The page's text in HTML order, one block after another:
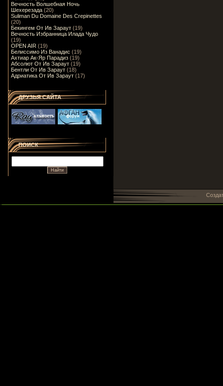
Вечность Волшебная Ночь
Шехерезада (20)
Suliman Du Domaine Des Crepinettes
(20)
Бекингем От Ив Зараут (19)
Вечность Избранница Илада Чудо
(19)
OPEN AIR (19)
Белиссимо Из Ванадис (19)
Ахтиар Ак-Яр Парадиз (19)
Абсолют От Ив Зараут (19)
Бентли От Ив Зараут (18)
Адриатика От Ив Зараут (17)
ДРУЗЬЯ САЙТА
ПОИСК